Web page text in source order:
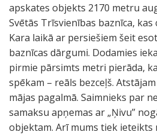
apskates objekts 2170 metru
Svētās Trīsvienības baznīca, kas
Kara laikā ar persiešiem šeit
baznīcas dārgumi. Dodamies
pirmie pārsimts metri pierāda,
spēkam – reāls bezceļš.
mājas pagalmā. Saimnieks par
samaksu apņemas ar „Ņivu”
objektam. Arī mums tiek